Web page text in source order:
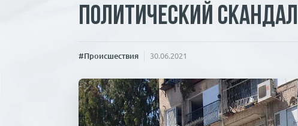
политический скандал
#Происшествия 30.06.2021